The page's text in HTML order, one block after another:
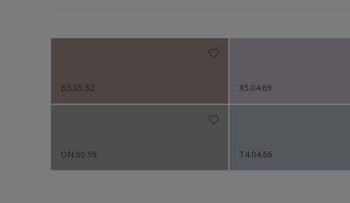
B5.05.52 X5.04.69
ON.00.59 T4.04.66